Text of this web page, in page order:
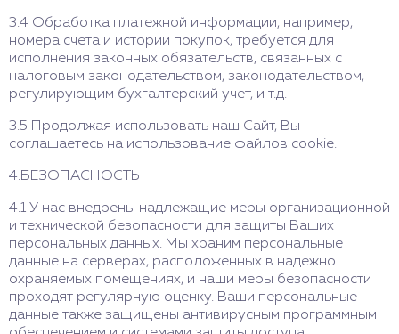
3.4 Обработка платежной информации, например,
номера счета и истории покупок, требуется для
исполнения законных обязательств, связанных с
налоговым законодательством, законодательством,
регулирующим бухгалтерский учет, и т.д.
3.5 Продолжая использовать наш Сайт, Вы
соглашаетесь на использование файлов cookie.
4.БЕЗОПАСНОСТЬ
4.1 У нас внедрены надлежащие меры организационной
и технической безопасности для защиты Ваших
персональных данных. Мы храним персональные
данные на серверах, расположенных в надежно
охраняемых помещениях, и наши меры безопасности
проходят регулярную оценку. Ваши персональные
данные также защищены антивирусным программным